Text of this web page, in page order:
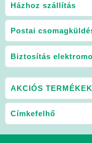
Házhoz szállítás
Postai
Biztosítás
AKCIÓS TERMÉKEK
Címkefelhő